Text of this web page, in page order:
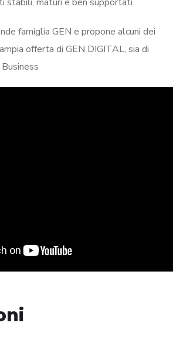
famiglia GEN e propone alcuni dei
offerta di GEN DIGITAL, sia di